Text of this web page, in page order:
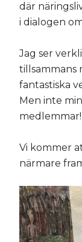
där
i dialogen
Jag ser
tillsammans
fantastiska
Men inte
medlemmar!
Vi kommer
närmare